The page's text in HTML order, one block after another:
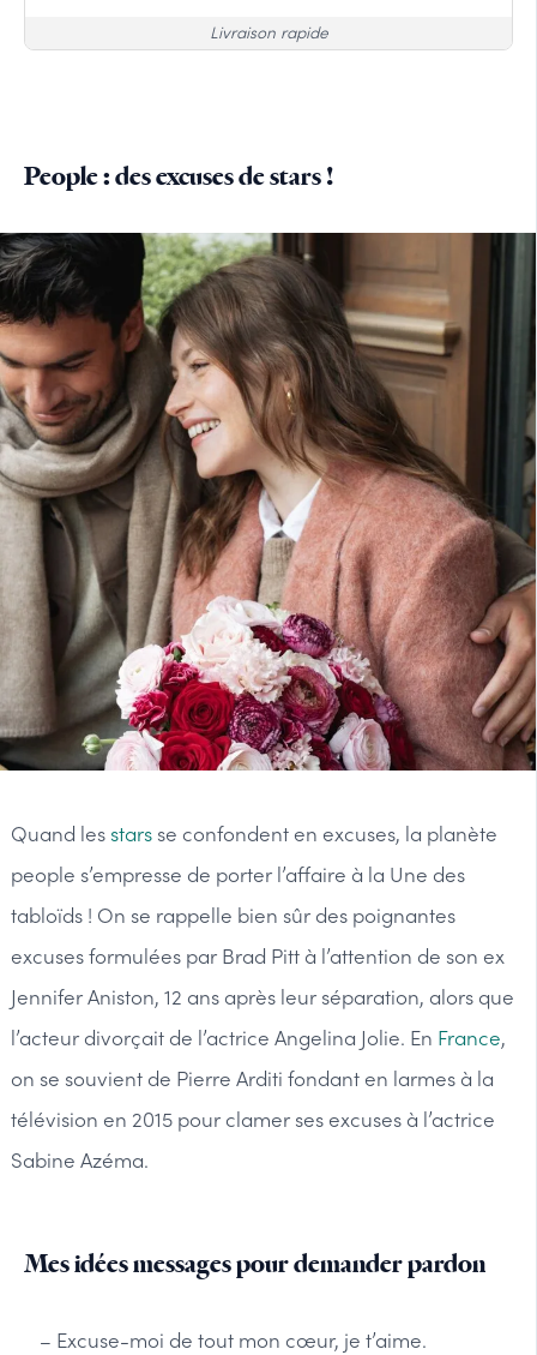
Livraison rapide
People : des excuses de stars !
Quand les starsse confondent en excuses, la planète
people s’empresse de porter l’affaire à la Une des
tabloïds ! On se rappelle bien sûr des poignantes
excuses formulées par Brad Pitt à l’attention de son ex
Jennifer Aniston, 12 ans après leur séparation, alors que
l’acteur divorçait de l’actrice Angelina Jolie. En France,
on se souvient de Pierre Arditi fondant en larmes à la
télévision en 2015 pour clamer ses excuses à l’actrice
Sabine Azéma.
Mes idées messages pour demander pardon
– Excuse-moi de tout mon cœur, je t’aime.